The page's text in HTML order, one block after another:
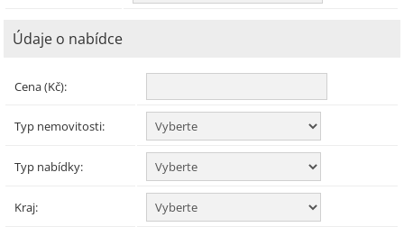
Údaje o nabídce
Cena (Kč):
Typ nemovitosti:
Typ nabídky:
Kraj: